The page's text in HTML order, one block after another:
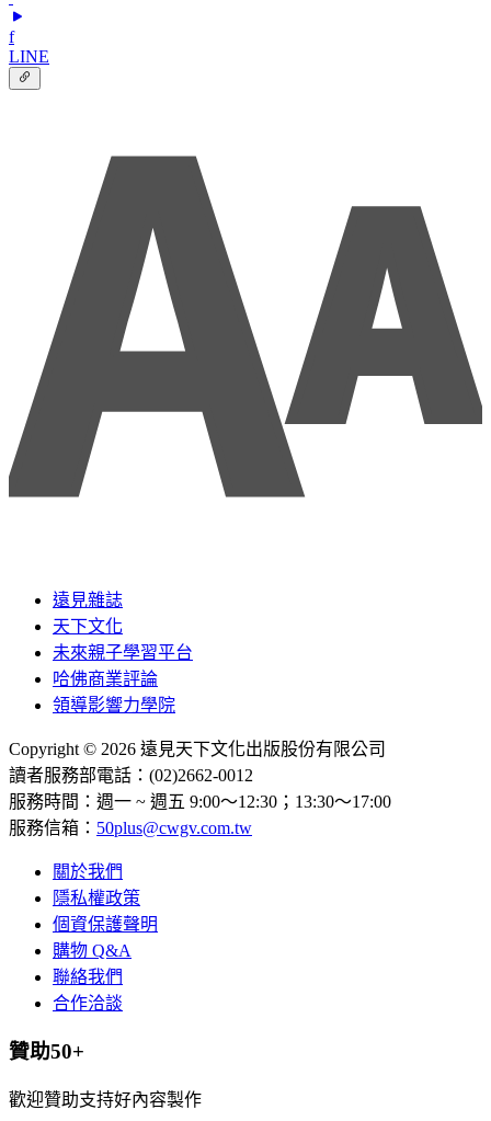
f
LINE
遠見雜誌
天下文化
未來親子學習平台
哈佛商業評論
領導影響力學院
Copyright © 2026 遠見天下文化出版股份有限公司
讀者服務部電話：(02)2662-0012
服務時間：週一 ~ 週五 9:00～12:30；13:30～17:00
服務信箱： 50plus@cwgv.com.tw
關於我們
隱私權政策
個資保護聲明
購物 Q&A
聯絡我們
合作洽談
贊助50+
歡迎贊助支持好內容製作